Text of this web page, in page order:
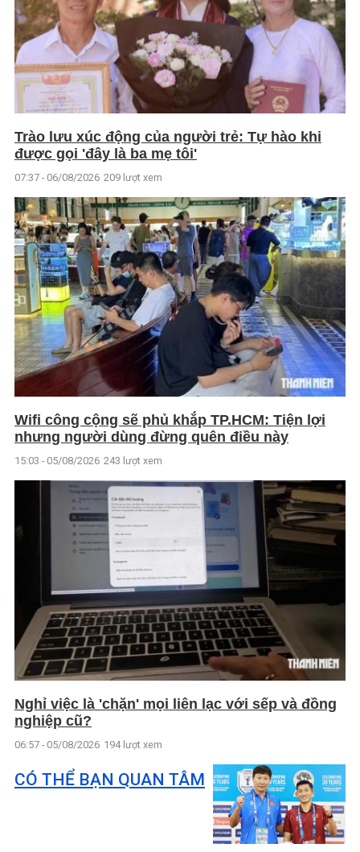
Trào lưu xúc động của người trẻ: Tự hào khi
được gọi 'đây là ba mẹ tôi'
07:37 - 06/08/2026 209 lượt xem
Wifi công cộng sẽ phủ khắp TP.HCM: Tiện lợi
nhưng người dùng đừng quên điều này
15:03 - 05/08/2026 243 lượt xem
Nghỉ việc là 'chặn' mọi liên lạc với sếp và đồng
nghiệp cũ?
06:57 - 05/08/2026 194 lượt xem
CÓ THỂ BẠN QUAN TÂM